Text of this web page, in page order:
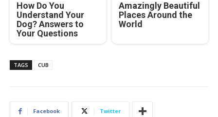
How Do You
Understand Your
Dog? Answers to
Your Questions
Amazingly Beautiful
Places Around the
World
TAGS CUB
Facebook Twitter